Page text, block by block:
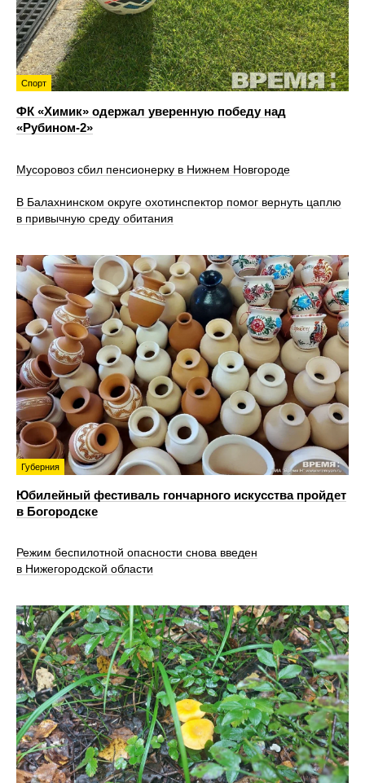
Спорт
ФК «Химик» одержал уверенную победу над
«Рубином‑2»
Мусоровоз сбил пенсионерку в Нижнем Новгороде
В Балахнинском округе охотинспектор помог вернуть цаплю
в привычную среду обитания
Губерния
Юбилейный фестиваль гончарного искусства пройдет
в Богородске
Режим беспилотной опасности снова введен
в Нижегородской области